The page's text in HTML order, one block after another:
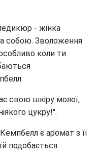
- жінка
собою. Зволоження
коли ти
свою шкіру молої,
цукру!".
є аромат з її
подобається